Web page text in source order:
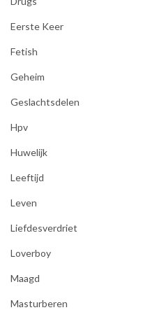
Eerste Keer
Fetish
Geheim
Geslachtsdelen
Hpv
Huwelijk
Leeftijd
Leven
Liefdesverdriet
Loverboy
Maagd
Masturberen